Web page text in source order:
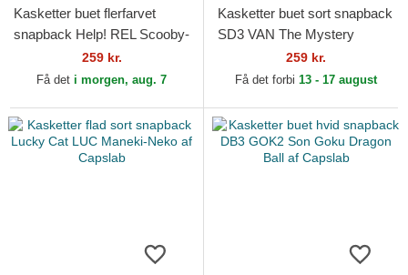
Kasketter buet flerfarvet
snapback Help! REL Scooby-
Doo af Capslab
259 kr.
Få det i morgen, aug. 7
Kasketter buet sort snapback
SD3 VAN The Mystery
Machine Scooby-Doo af
Capslab
259 kr.
Få det forbi 13 - 17 august